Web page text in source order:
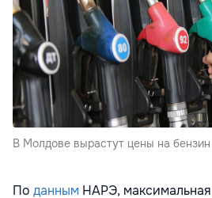
В Молдове вырастут цены на бензин
По данным НАРЭ,